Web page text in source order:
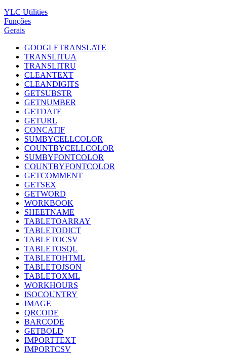
YLC Utilities
Funções
Gerais
GOOGLETRANSLATE
TRANSLITUA
TRANSLITRU
CLEANTEXT
CLEANDIGITS
GETSUBSTR
GETNUMBER
GETDATE
GETURL
CONCATIF
SUMBYCELLCOLOR
COUNTBYCELLCOLOR
SUMBYFONTCOLOR
COUNTBYFONTCOLOR
GETCOMMENT
GETSEX
GETWORD
WORKBOOK
SHEETNAME
TABLETOARRAY
TABLETODICT
TABLETOCSV
TABLETOSQL
TABLETOHTML
TABLETOJSON
TABLETOXML
WORKHOURS
ISOCOUNTRY
IMAGE
QRCODE
BARCODE
GETBOLD
IMPORTTEXT
IMPORTCSV